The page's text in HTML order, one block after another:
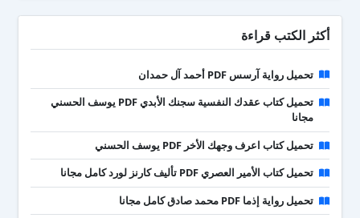
أكثر الكتب قراءة
تحميل رواية آرسس PDF أحمد آل حمدان
تحميل كتاب عقدك النفسية سجنك الأبدي PDF يوسف الحسني
مجانا
تحميل كتاب اعرف وجهك الأخر PDF يوسف الحسني
تحميل كتاب الأمير العصري PDF تأليف كارنز لورد كامل مجانا
تحميل رواية إذما PDF محمد صادق كامل مجانا